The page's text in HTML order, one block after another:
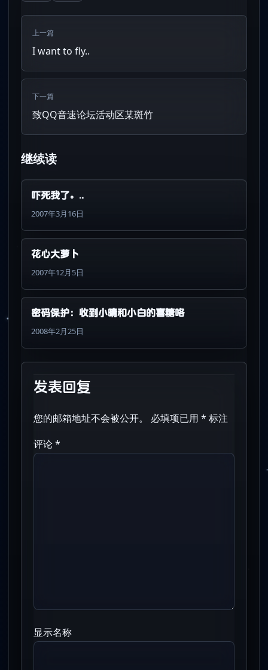
上一篇
I want to fly..
下一篇
致QQ音速论坛活动区某斑竹
继续读
吓死我了。..
2007年3月16日
花心大萝卜
2007年12月5日
密码保护：收到小晴和小白的喜糖咯
2008年2月25日
发表回复
您的邮箱地址不会被公开。 必填项已用 * 标注
评论*
显示名称